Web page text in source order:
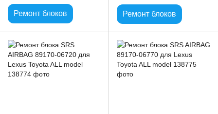
Ремонт блоков Ремонт блоков